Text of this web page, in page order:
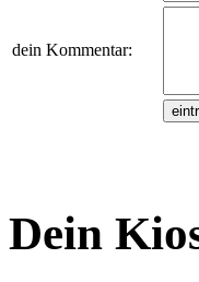
dein Kommentar:
Dein